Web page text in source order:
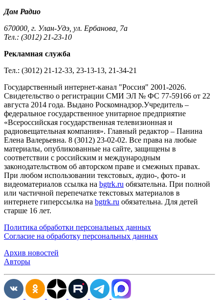
Дом Радио
670000, г. Улан-Удэ, ул. Ербанова, 7а
Тел.: (3012) 21-23-10
Рекламная служба
Тел.: (3012) 21-12-33, 23-13-13, 21-34-21
Государственный интернет-канал "Россия" 2001-2026.
Cвидетельство о регистрации СМИ ЭЛ № ФС 77-59166 от 22
августа 2014 года. Выдано Роскомнадзор.Учредитель –
федеральное государственное унитарное предприятие
«Всероссийская государственная телевизионная и
радиовещательная компания». Главный редактор – Панина
Елена Валерьевна. 8 (3012) 23-02-02. Все права на любые
материалы, опубликованные на сайте, защищены в
соответствии с российским и международным
законодательством об авторском праве и смежных правах.
При любом использовании текстовых, аудио-, фото- и
видеоматериалов ссылка на bgtrk.ru обязательна. При полной
или частичной перепечатке текстовых материалов в
интернете гиперссылка на bgtrk.ru обязательна. Для детей
старше 16 лет.
Политика обработки персональных данных
Согласие на обработку персональных данных
Архив новостей
Авторы